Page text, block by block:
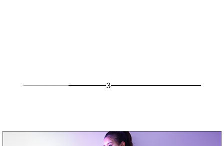
———————————3————————————